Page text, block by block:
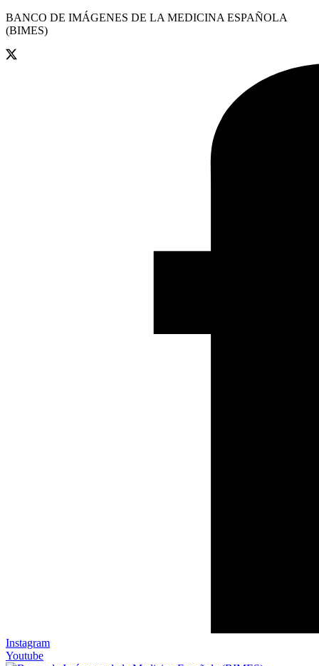
BANCO DE IMÁGENES DE LA MEDICINA ESPAÑOLA
(BIMES)
Instagram
Youtube